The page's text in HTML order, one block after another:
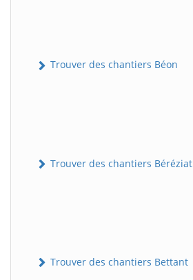
Trouver des chantiers Béon
Trouver des chantiers Béréziat
Trouver des chantiers Bettant